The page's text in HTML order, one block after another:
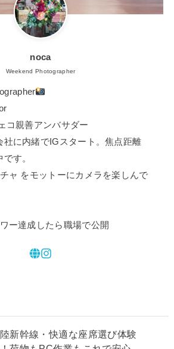
noca
Weekend Photographer
コ親善アンバサダー
社に内緒でIGスタート。焦点距離
す。
ャ をモットーにカメラを楽しんで
ー達成したら職場で公開
新幹線・快適な座席選び体験